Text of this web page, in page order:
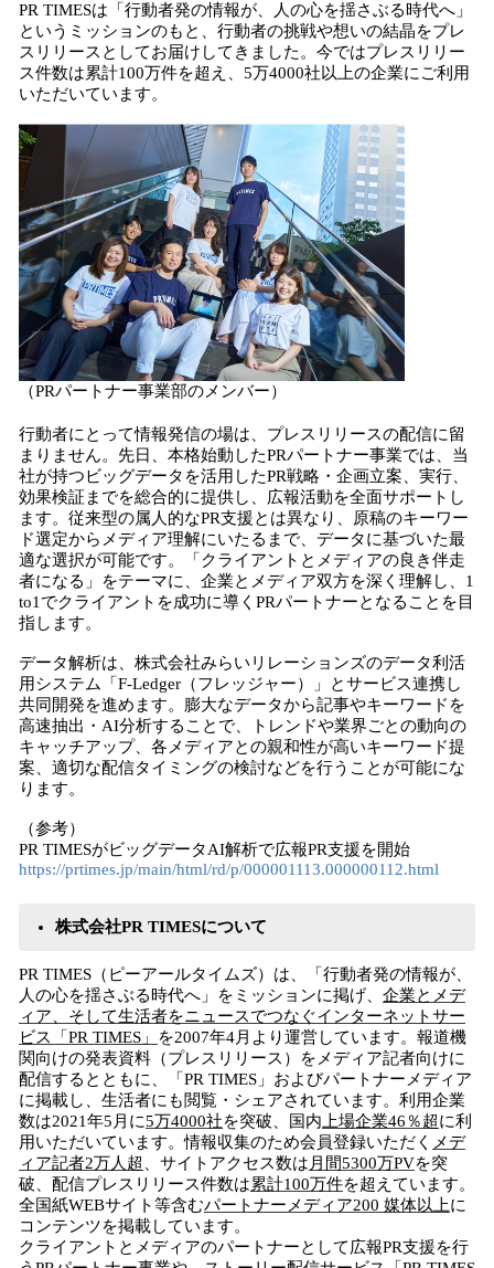
PR TIMESは「行動者発の情報が、人の心を揺さぶる時代へ」
というミッションのもと、行動者の挑戦や想いの結晶をプレ
スリリースとしてお届けしてきました。今ではプレスリリー
ス件数は累計100万件を超え、5万4000社以上の企業にご利用
いただいています。
（PRパートナー事業部のメンバー）
行動者にとって情報発信の場は、プレスリリースの配信に留
まりません。先日、本格始動したPRパートナー事業では、当
社が持つビッグデータを活用したPR戦略・企画立案、実行、
効果検証までを総合的に提供し、広報活動を全面サポートし
ます。従来型の属人的なPR支援とは異なり、原稿のキーワー
ド選定からメディア理解にいたるまで、データに基づいた最
適な選択が可能です。「クライアントとメディアの良き伴走
者になる」をテーマに、企業とメディア双方を深く理解し、1
to1でクライアントを成功に導くPRパートナーとなることを目
指します。
データ解析は、株式会社みらいリレーションズのデータ利活
用システム「F-Ledger（フレッジャー）」とサービス連携し
共同開発を進めます。膨大なデータから記事やキーワードを
高速抽出・AI分析することで、トレンドや業界ごとの動向の
キャッチアップ、各メディアとの親和性が高いキーワード提
案、適切な配信タイミングの検討などを行うことが可能にな
ります。
（参考）
PR TIMESがビッグデータAI解析で広報PR支援を開始
https://prtimes.jp/main/html/rd/p/000001113.000000112.html
株式会社PR TIMESについて
PR TIMES（ピーアールタイムズ）は、「行動者発の情報が、
人の心を揺さぶる時代へ」をミッションに掲げ、 企業とメデ
ィア、そして生活者をニュースでつなぐインターネットサー
ビス「PR TIMES」
を2007年4月より運営しています。報道機
関向けの発表資料（プレスリリース）をメディア記者向けに
配信するとともに、「PR TIMES」およびパートナーメディア
に掲載し、生活者にも閲覧・シェアされています。利用企業
数は2021年5月に5万4000社を突破、国内 上場企業46％超に利
用いただいています。情報収集のため会員登録いただく メデ
ィア記者2万人超
、サイトアクセス数は 月間5300万PVを突
破、配信プレスリリース件数は累計100万件を超えています。
全国紙WEBサイト等含むパートナーメディア200 媒体以上に
コンテンツを掲載しています。
クライアントとメディアのパートナーとして広報PR支援を行